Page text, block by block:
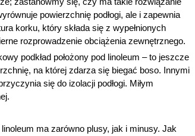
powierzchnię podłogi, ale i zapewnia
korku, który składa się z wypełnionych
rozprowadzenie obciążenia zewnętrznego.
podkład położony pod linoleum – to jeszcze
na której zdarza się biegać boso. Innymi
się do izolacji podłogi. Miłym
ma zarówno plusy, jak i minusy. Jak